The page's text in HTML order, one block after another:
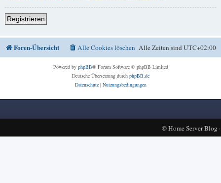
Registrieren
Foren-Übersicht Alle Zeiten sindUTC+02:00
Alle Cookies löschen
Powered by phpBB® Forum Software © phpBB Limited
Deutsche Übersetzung durch phpBB.de
Datenschutz| Nutzungsbedingungen
©Home Server Blog